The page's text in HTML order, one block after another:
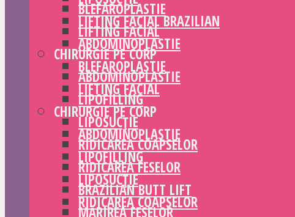
BLEFAROPLASTIE
LIFTING FACIAL
CHIRURGIE PE CORP
ABDOMINOPLASTIE
LIPOFILLING
LIPOSUCȚIE
RIDICAREA COAPSELOR
RIDICAREA FESELOR
BRAZILIAN BUTT LIFT
MĂRIREA FESELOR
LIFTING FACIAL BRAZILIAN
ABDOMINOPLASTIE
BLEFAROPLASTIE
LIFTING FACIAL
CHIRURGIE PE CORP
ABDOMINOPLASTIE
LIPOFILLING
LIPOSUCȚIE
RIDICAREA COAPSELOR